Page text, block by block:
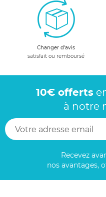
Changer d'avis
satisfait ou remboursé
10€ offerts
à notre
Recevez
nos avantages,